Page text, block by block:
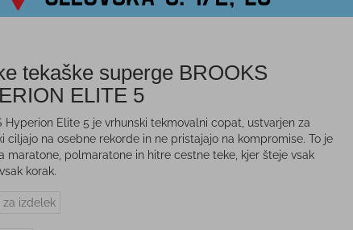
tekaške superge BROOKS
ELITE 5
Hyperion Elite 5 je vrhunski tekmovalni copat, ustvarjen za
ciljajo na osebne rekorde in ne pristajajo na kompromise. To je
maratone, polmaratone in hitre cestne teke, kjer šteje vsak
korak.
za izdelek